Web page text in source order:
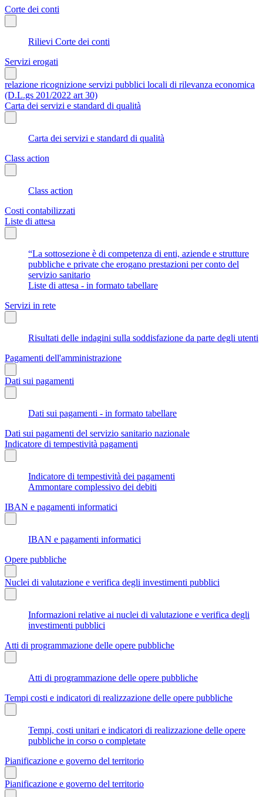
Corte dei conti
Rilievi Corte dei conti
Servizi erogati
relazione ricognizione servizi pubblici locali di rilevanza economica
(D.L.gs 201/2022 art 30)
Carta dei servizi e standard di qualità
Carta dei servizi e standard di qualità
Class action
Class action
Costi contabilizzati
Liste di attesa
“La sottosezione è di competenza di enti, aziende e strutture
pubbliche e private che erogano prestazioni per conto del
servizio sanitario
Liste di attesa - in formato tabellare
Servizi in rete
Risultati delle indagini sulla soddisfazione da parte degli utenti
Pagamenti dell'amministrazione
Dati sui pagamenti
Dati sui pagamenti - in formato tabellare
Dati sui pagamenti del servizio sanitario nazionale
Indicatore di tempestività pagamenti
Indicatore di tempestività dei pagamenti
Ammontare complessivo dei debiti
IBAN e pagamenti informatici
IBAN e pagamenti informatici
Opere pubbliche
Nuclei di valutazione e verifica degli investimenti pubblici
Informazioni relative ai nuclei di valutazione e verifica degli
investimenti pubblici
Atti di programmazione delle opere pubbliche
Atti di programmazione delle opere pubbliche
Tempi costi e indicatori di realizzazione delle opere pubbliche
Tempi, costi unitari e indicatori di realizzazione delle opere
pubbliche in corso o completate
Pianificazione e governo del territorio
Pianificazione e governo del territorio